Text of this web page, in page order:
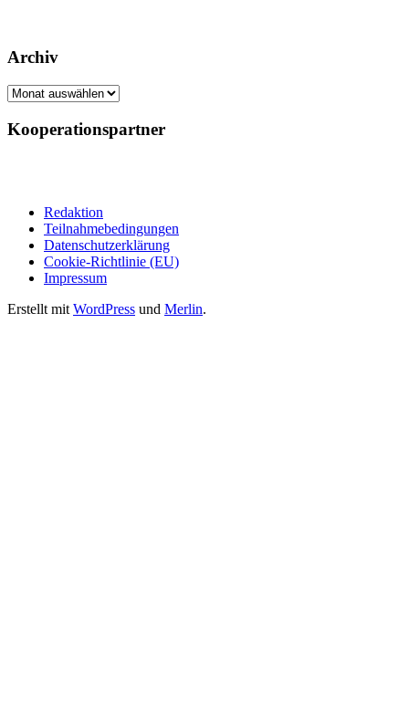
Archiv
Archiv
Kooperationspartner
Redaktion
Teilnahmebedingungen
Datenschutzerklärung
Cookie-Richtlinie (EU)
Impressum
Erstellt mit WordPress und Merlin.